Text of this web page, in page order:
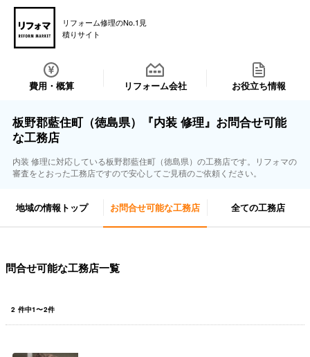
リフォーム修理のNo.1見
積りサイト
費用・概算 リフォーム会社 お役立ち情報
板野郡藍住町（徳島県）『内装 修理』お問合せ可能
な工務店
内装 修理に対応している板野郡藍住町（徳島県）の工務店です。リフォマの
審査をとおった工務店ですので安心してご見積のご依頼ください。
地域の情報トップ お問合せ可能な工務店 全ての工務店
問合せ可能な工務店一覧
2 件中1〜2件